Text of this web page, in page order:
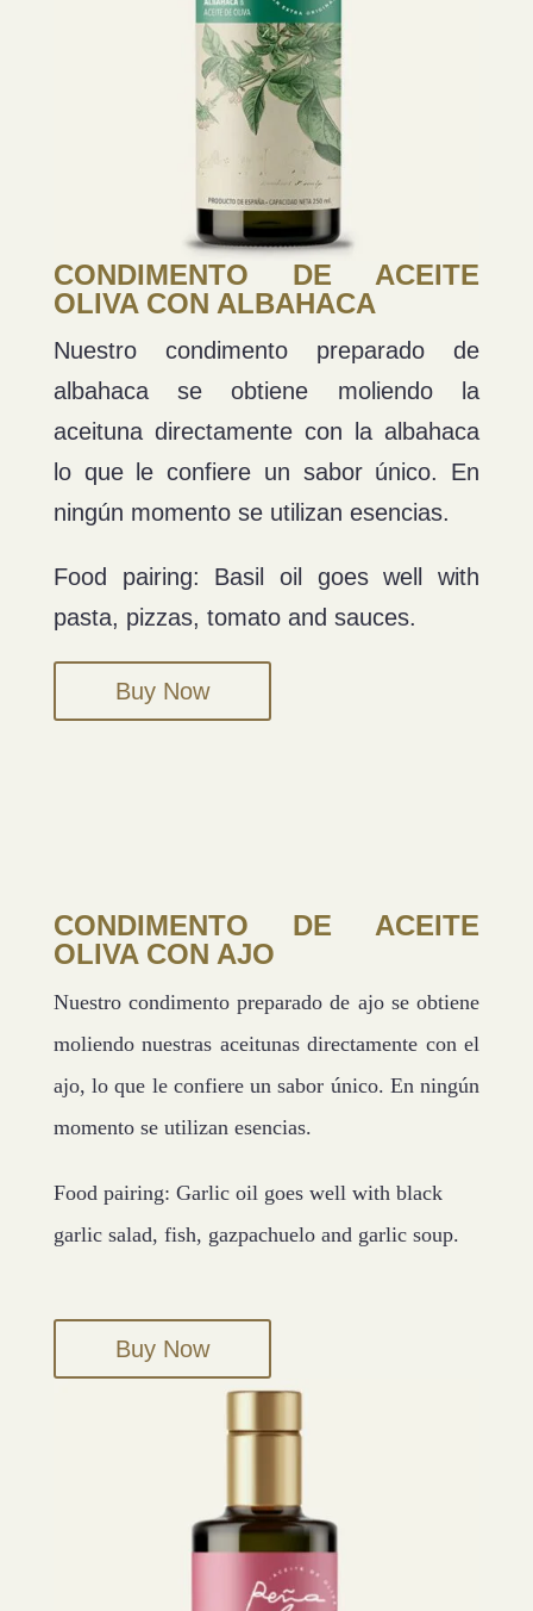
CONDIMENTO DE ACEITE
OLIVA CON ALBAHACA
Nuestro condimento preparado de
albahaca se obtiene moliendo la
aceituna directamente con la albahaca
lo que le confiere un sabor único. En
ningún momento se utilizan esencias.
Food pairing: Basil oil goes well with
pasta, pizzas, tomato and sauces.
Buy Now
CONDIMENTO DE ACEITE
OLIVA CON AJO
Nuestro condimento preparado de ajo se obtiene
moliendo nuestras aceitunas directamente con el
ajo, lo que le confiere un sabor único. En ningún
momento se utilizan esencias.
Food pairing: Garlic oil goes well with black
garlic salad, fish, gazpachuelo and garlic soup.
Buy Now